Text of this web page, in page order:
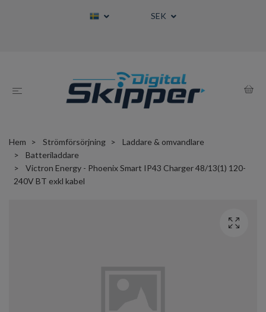
SEK
Hem Strömförsörjning
Laddare & omvandlare
Batteriladdare
Victron Energy - Phoenix Smart IP43 Charger 48/13(1) 120-
240V BT exkl kabel